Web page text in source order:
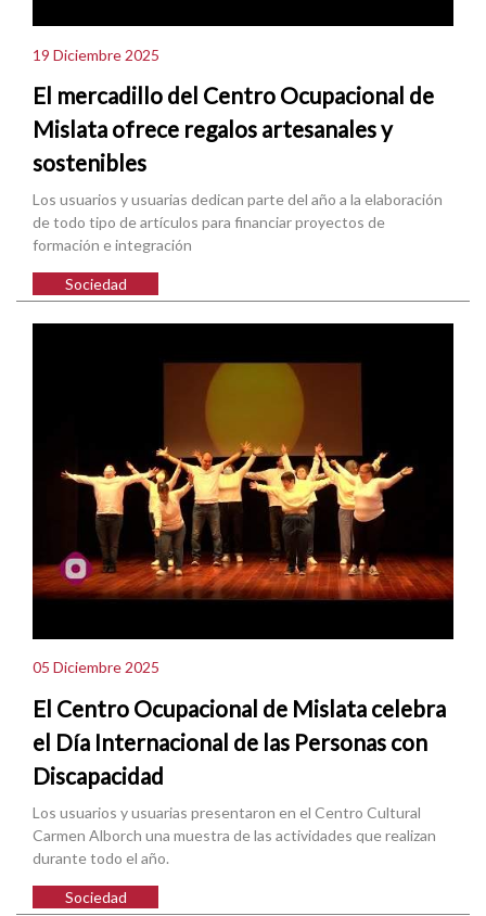
19 Diciembre 2025
El mercadillo del Centro Ocupacional de
Mislata ofrece regalos artesanales y
sostenibles
Los usuarios y usuarias dedican parte del año a la elaboración
de todo tipo de artículos para financiar proyectos de
formación e integración
Sociedad
05 Diciembre 2025
El Centro Ocupacional de Mislata celebra
el Día Internacional de las Personas con
Discapacidad
Los usuarios y usuarias presentaron en el Centro Cultural
Carmen Alborch una muestra de las actividades que realizan
durante todo el año.
Sociedad